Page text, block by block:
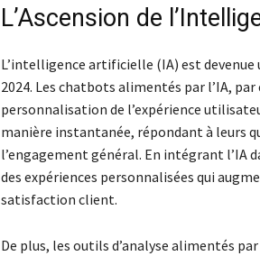
L’Ascension de
L’intelligence artificielle (IA) est
2024. Les chatbots alimentés par l’IA,
personnalisation de l’expérience
manière instantanée, répondant à leurs
l’engagement général. En intégrant l’IA
des expériences personnalisées qui
satisfaction client.
De plus, les outils d’analyse alimentés